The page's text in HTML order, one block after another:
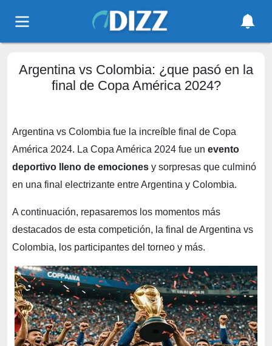
Argentina vs Colombia: ¿que pasó en la
final de Copa América 2024?
Argentina vs Colombia fue la increíble final de Copa
América 2024. La Copa América 2024 fue un evento
deportivo lleno de emociones y sorpresas que culminó
en una final electrizante entre Argentina y Colombia.
A continuación, repasaremos los momentos más
destacados de esta competición, la final de Argentina vs
Colombia, los participantes del torneo y más.